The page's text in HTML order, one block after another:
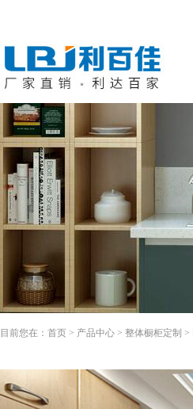
目前您在： 首页 > 产品中心 > 整体橱柜定制 >